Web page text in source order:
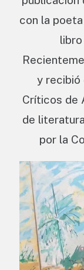
con la
libro
y recibió
Críticos de
de
por la